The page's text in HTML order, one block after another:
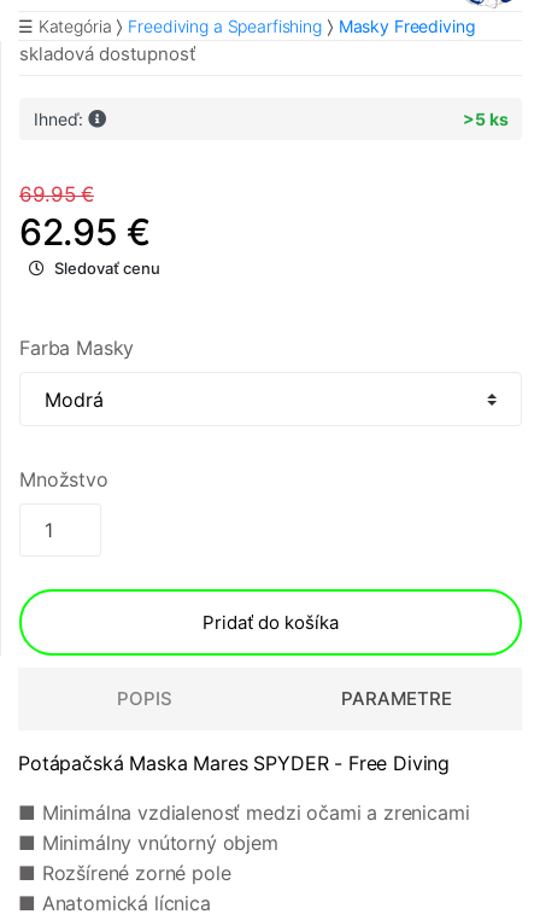
☰ Kategória Freediving a Spearfishing Masky Freediving
skladová dostupnosť
Ihneď: >5 ks
69.95 €
62.95 €
Sledovať cenu
Farba Masky
Množstvo
Pridať do košíka
POPIS PARAMETRE
Potápačská Maska Mares SPYDER - Free Diving
■ Minimálna vzdialenosť medzi očami a zrenicami
■ Minimálny vnútorný objem
■ Rozšírené zorné pole
■ Anatomická lícnica